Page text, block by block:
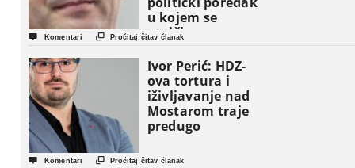
u kojem se
etničke grupe
pojavljuju kao
osnovne
političke jedinice
 Komentari  Pročitaj čitav članak
Ivor Perić: HDZ-
ova tortura i
iživljavanje nad
Mostarom traje
predugo
 Komentari  Pročitaj čitav članak